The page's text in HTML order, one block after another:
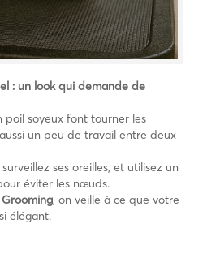
: un look qui demande de
poil soyeux font tourner les
un peu de travail entre deux
ses oreilles, et utilisez un
éviter les nœuds.
, on veille à ce que votre
élégant.